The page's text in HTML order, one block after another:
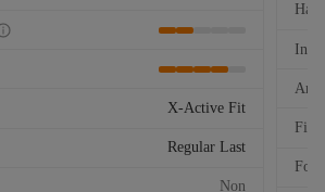
X-Active Fit
Regular Last
Non
Fit